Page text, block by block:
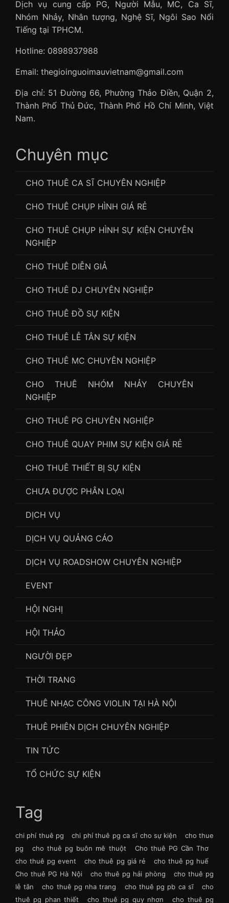
Dịch vụ cung cấp PG, Người Mẫu, MC, Ca Sĩ,
Nhóm Nhảy, Nhân tượng, Nghệ Sĩ, Ngôi Sao Nổi
Tiếng tại TPHCM.
Hotline: 0898937988
Email: thegioinguoimauvietnam@gmail.com
Địa chỉ: 51 Đường 66, Phường Thảo Điền, Quận 2,
Thành Phố Thủ Đức, Thành Phố Hồ Chí Minh, Việt
Nam.
Chuyên mục
CHO THUÊ CA SĨ CHUYÊN NGHIỆP
CHO THUÊ CHỤP HÌNH GIÁ RẺ
CHO THUÊ CHỤP HÌNH SỰ KIỆN CHUYÊN
NGHIỆP
CHO THUÊ DIỄN GIẢ
CHO THUÊ DJ CHUYÊN NGHIỆP
CHO THUÊ ĐỒ SỰ KIỆN
CHO THUÊ LỄ TÂN SỰ KIỆN
CHO THUÊ MC CHUYÊN NGHIỆP
CHO THUÊ NHÓM NHẢY CHUYÊN
NGHIỆP
CHO THUÊ PG CHUYÊN NGHIỆP
CHO THUÊ QUAY PHIM SỰ KIỆN GIÁ RẺ
CHO THUÊ THIẾT BỊ SỰ KIỆN
CHƯA ĐƯỢC PHÂN LOẠI
DỊCH VỤ
DỊCH VỤ QUẢNG CÁO
DỊCH VỤ ROADSHOW CHUYÊN NGHIỆP
EVENT
HỘI NGHỊ
HỘI THẢO
NGƯỜI ĐẸP
THỜI TRANG
THUÊ NHẠC CÔNG VIOLIN TẠI HÀ NỘI
THUÊ PHIÊN DỊCH CHUYÊN NGHIỆP
TIN TỨC
TỔ CHỨC SỰ KIỆN
Tag
chi phí thuê pg chi phí thuê pg ca sĩ cho sự kiện
cho thue
pg
cho thuê pg buôn mê thuột
Cho thuê PG Cần Thơ
cho thuê pg event
cho thuê pg giá rẻ
cho thuê pg huế
Cho thuê PG Hà Nội
cho thuê pg hải phòng
cho thuê pg
lễ tân
cho thuê pg nha trang cho thuê pg pb ca sĩ
cho
thuê pg phan thiết
cho thuê pg quy nhơn cho thuê pg